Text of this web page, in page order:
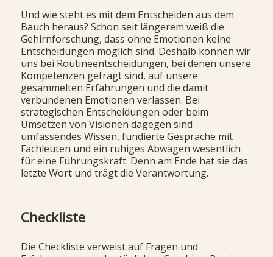
Und wie steht es mit dem Entscheiden aus dem
Bauch heraus? Schon seit längerem weiß die
Gehirnforschung, dass ohne Emotionen keine
Entscheidungen möglich sind. Deshalb können wir
uns bei Routineentscheidungen, bei denen unsere
Kompetenzen gefragt sind, auf unsere
gesammelten Erfahrungen und die damit
verbundenen Emotionen verlassen. Bei
strategischen Entscheidungen oder beim
Umsetzen von Visionen dagegen sind
umfassendes Wissen, fundierte Gespräche mit
Fachleuten und ein ruhiges Abwägen wesentlich
für eine Führungskraft. Denn am Ende hat sie das
letzte Wort und trägt die Verantwortung.
Checkliste
Die Checkliste verweist auf Fragen und